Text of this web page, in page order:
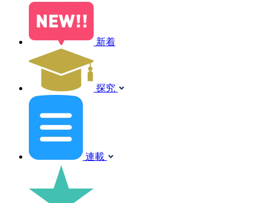
新着
探究
連載